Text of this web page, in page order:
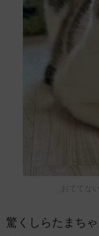
おててな
驚くしらたまち